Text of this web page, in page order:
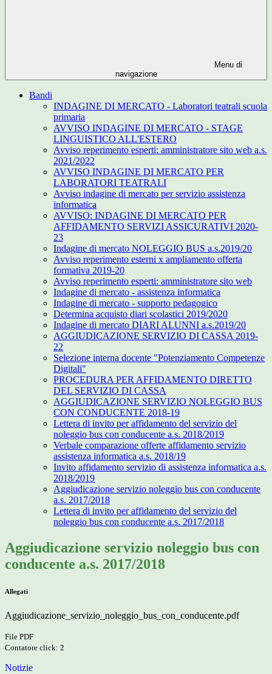
Menu di
navigazione
Bandi
INDAGINE DI MERCATO - Laboratori teatrali scuola
primaria
AVVISO INDAGINE DI MERCATO - STAGE
LINGUISTICO ALL'ESTERO
Avviso reperimento esperti: amministratore sito web a.s.
2021/2022
AVVISO INDAGINE DI MERCATO PER
LABORATORI TEATRALI
Avviso indagine di mercato per servizio assistenza
informatica
AVVISO: INDAGINE DI MERCATO PER
AFFIDAMENTO SERVIZI ASSICURATIVI 2020-
23
Indagine di mercato NOLEGGIO BUS a.s.2019/20
Avviso reperimento esterni x ampliamento offerta
formativa 2019-20
Avviso reperimento esperti: amministratore sito web
Indagine di mercato - assistenza informatica
Indagine di mercato - supporto pedagogico
Determina acquisto diari scolastici 2019/2020
Indagine di mercato DIARI ALUNNI a.s.2019/20
AGGIUDICAZIONE SERVIZIO DI CASSA 2019-
22
Selezione interna docente "Potenziamento Competenze
Digitali"
PROCEDURA PER AFFIDAMENTO DIRETTO
DEL SERVIZIO DI CASSA
AGGIUDICAZIONE SERVIZIO NOLEGGIO BUS
CON CONDUCENTE 2018-19
Lettera di invito per affidamento del servizio del
noleggio bus con conducente a.s. 2018/2019
Verbale comparazione offerte affidamento servizio
assistenza informatica a.s. 2018/19
Invito affidamento servizio di assistenza informatica a.s.
2018/2019
Aggiudicazione servizio noleggio bus con conducente
a.s. 2017/2018
Lettera di invito per affidamento del servizio del
noleggio bus con conducente a.s. 2017/2018
Aggiudicazione servizio noleggio bus con
conducente a.s. 2017/2018
Allegati
Aggiudicazione_servizio_noleggio_bus_con_conducente.pdf
File PDF
Contatore click: 2
Notizie